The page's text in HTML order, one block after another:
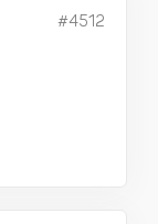
#4512